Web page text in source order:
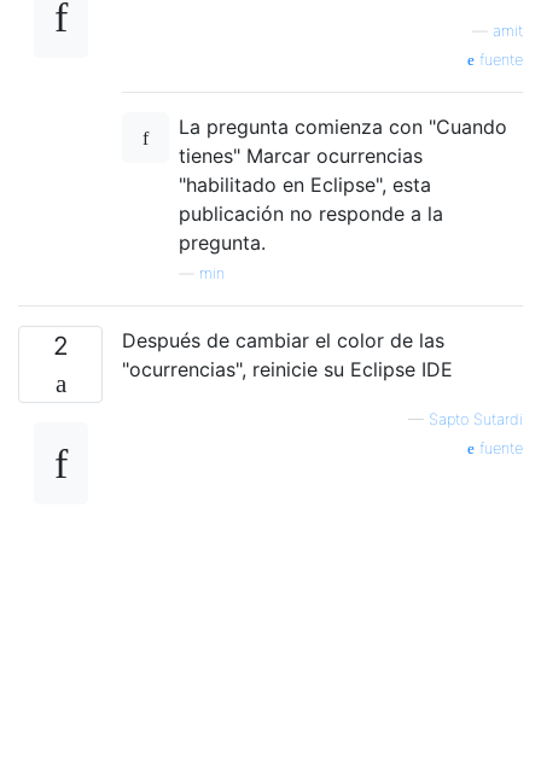
amit
fuente
La pregunta comienza con "Cuando
tienes" Marcar ocurrencias
"habilitado en Eclipse", esta
publicación no responde a la
pregunta.
min
2
Después de cambiar el color de las
"ocurrencias", reinicie su Eclipse IDE
— Sapto Sutardi
fuente